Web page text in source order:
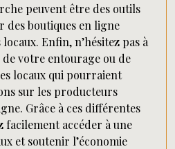
peuvent être des outils
boutiques en ligne
Enfin, n’hésitez pas à
votre entourage ou de
locaux qui pourraient
sur les producteurs
Grâce à ces différentes
facilement accéder à une
et soutenir l’économie